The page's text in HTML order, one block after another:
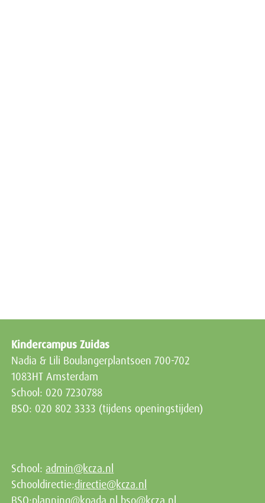
Kindercampus Zuidas
Nadia & Lili Boulangerplantsoen 700-702
1083HT Amsterdam
School: 020 7230788
BSO: 020 802 3333 (tijdens openingstijden)
School: admin@kcza.nl
Schooldirectie:directie@kcza.nl